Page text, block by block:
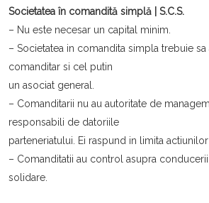
Societatea în comandită simplă | S.C.S.
– Nu este necesar un capital minim.
– Societatea in comandita simpla trebuie
comanditar si cel putin
un asociat general.
– Comanditarii nu au autoritate de
responsabili de datoriile
parteneriatului. Ei raspund in limita
– Comanditatii au control asupra
solidare.